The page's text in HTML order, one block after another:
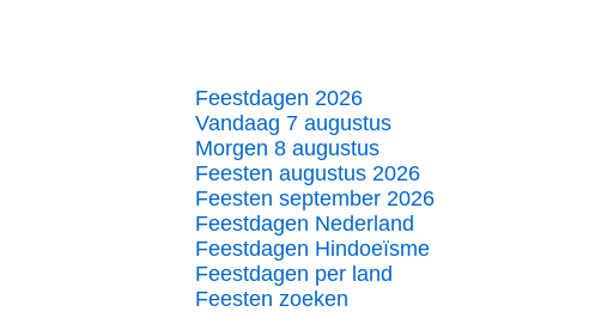
Feestdagen 2026
Vandaag 7 augustus
Morgen 8 augustus
Feesten augustus 2026
Feesten september 2026
Feestdagen Nederland
Feestdagen Hindoeïsme
Feestdagen per land
Feesten zoeken